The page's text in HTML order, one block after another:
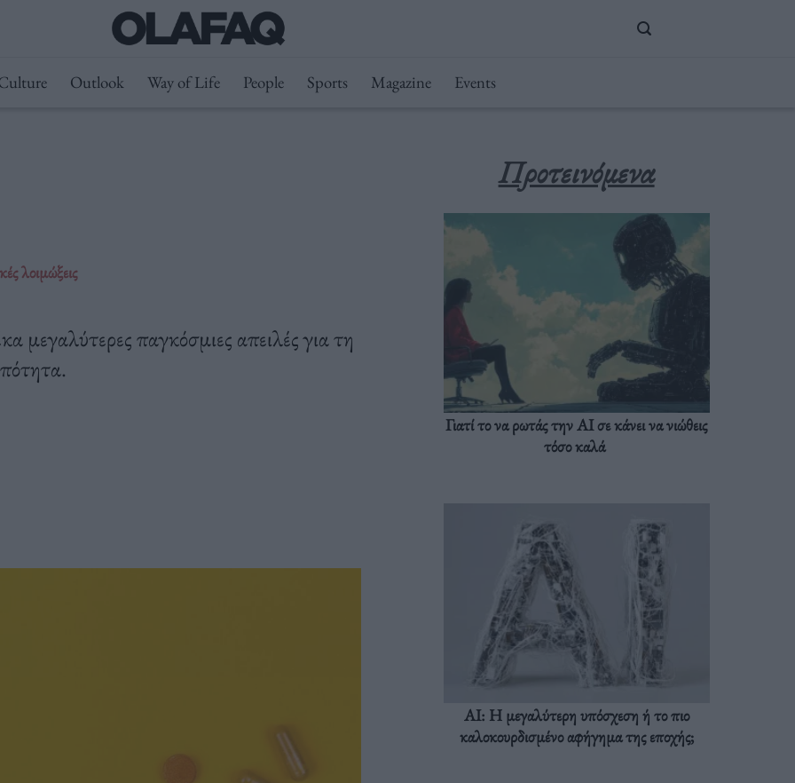
Outlook Way of Life People Sports Magazine Events
λοιμώξεις
μεγαλύτερες παγκόσμιες απειλές για τη
Προτεινόμενα
Γιατί το να ρωτάς την AI σε κάνει να νιώθεις
τόσο καλά
AI: Η μεγαλύτερη υπόσχεση ή το πιο
καλοκουρδισμένο αφήγημα της εποχής;